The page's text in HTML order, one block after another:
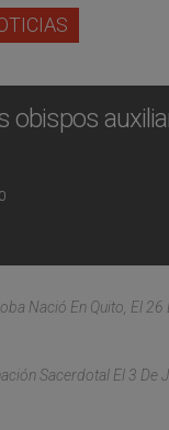
obispos
Nació En Quito, El
Sacerdotal El 3 De